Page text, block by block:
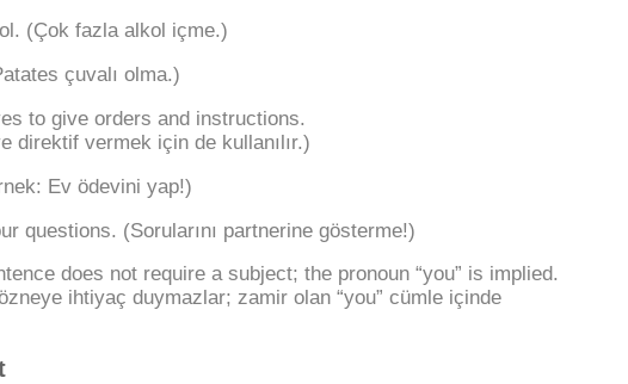
(Çok fazla alkol içme.)
çuvalı olma.)
to give orders and instructions.
direktif vermek için de kullanılır.)
Ev ödevini yap!)
questions. (Sorularını partnerine gösterme!)
does not require a subject; the pronoun “you” is implied.
ihtiyaç duymazlar; zamir olan “you” cümle içinde